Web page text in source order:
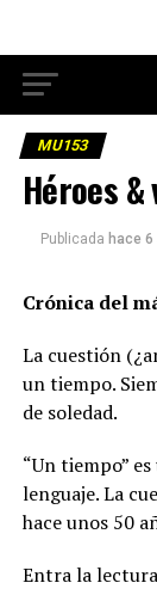
MU153
Héroes &
Publicada hace 6
Crónica del
La cuestión
un tiempo.
de soledad.
“Un tiempo”
lenguaje. La
hace unos 50
Entra la